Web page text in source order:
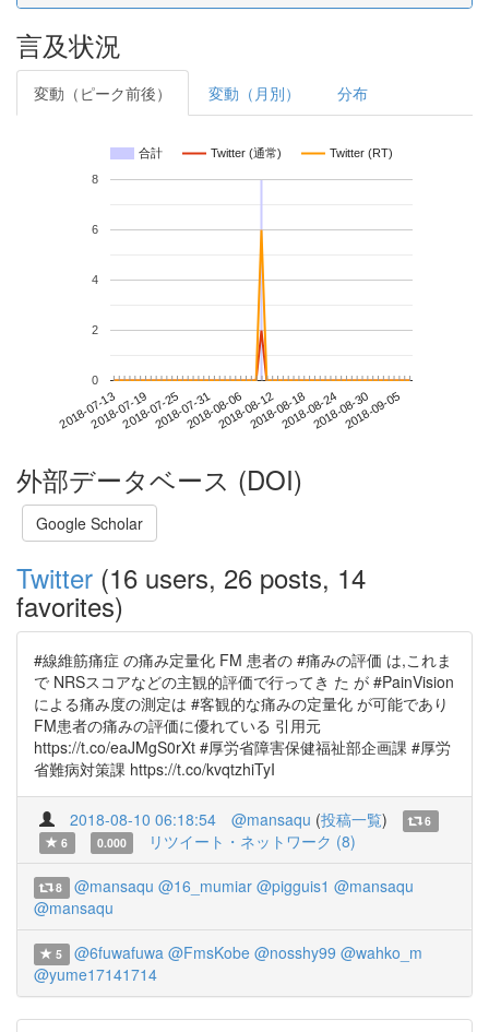
言及状況
変動（ピーク前後） 変動（月別） 分布
合計 Twitter (通常) Twitter (RT)
2018-07-132018-07-192018-07-252018-07-312018-08-062018-08-122018-08-182018-08-242018-08-302018-09-05
0
2
4
6
8
外部データベース (DOI)
Google Scholar
Twitter (16 users, 26 posts, 14
favorites)
#線維筋痛症 の痛み定量化 FM 患者の #痛みの評価 は,これま
で NRSスコアなどの主観的評価で行ってき た が #PainVision
による痛み度の測定は #客観的な痛みの定量化 が可能であり
FM患者の痛みの評価に優れている 引用元
https://t.co/eaJMgS0rXt #厚労省障害保健福祉部企画課 #厚労
省難病対策課 https://t.co/kvqtzhiTyI
2018-08-10 06:18:54 @mansaqu (投稿一覧)
6
6
0.000 リツイート・ネットワーク (8)
8 @mansaqu @16_mumiar @pigguis1 @mansaqu
@mansaqu
5 @6fuwafuwa @FmsKobe @nosshy99 @wahko_m
@yume17141714